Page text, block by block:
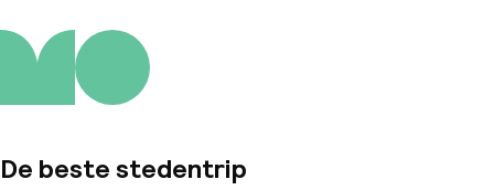
De beste stedentrip